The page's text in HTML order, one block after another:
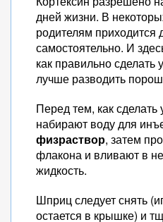
дней жизни. В
родителям приходится
самостоятельно. И
как правильно сделать
лучше разводить
Перед тем, как
набирают воду для
физраствор, затем
флакона и вливают в
жидкость.
Шприц следует снять
остается в крышке) и